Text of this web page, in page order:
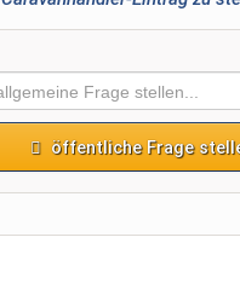
öffentliche Frage